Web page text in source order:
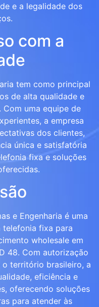
e a legalidade dos
com a
tem como principal
de alta qualidade e
Com uma equipe de
a empresa
dos clientes,
única e satisfatória
fixa e soluções
e Engenharia é uma
telefonia fixa para
wholesale em
48. Com autorização
território brasileiro, a
eficiência e
oferecendo soluções
para atender às